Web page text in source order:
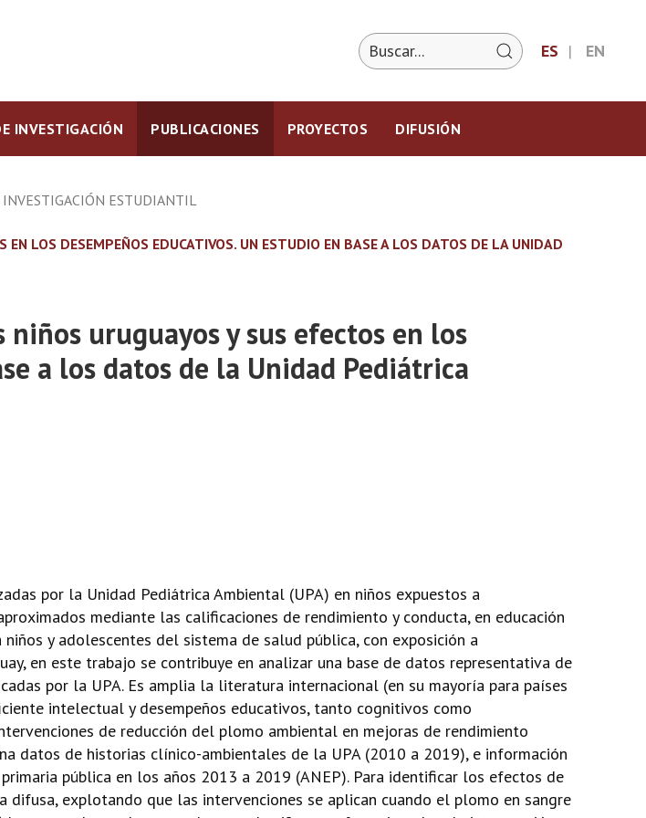
ES EN
INVESTIGACIÓN PUBLICACIONES PROYECTOS DIFUSIÓN
INVESTIGACIÓN ESTUDIANTIL
LOS DESEMPEÑOS EDUCATIVOS. UN ESTUDIO EN BASE A LOS DATOS DE LA UNIDAD
uruguayos y sus efectos en los
a los datos de la Unidad Pediátrica
por la Unidad Pediátrica Ambiental (UPA) en niños expuestos a
mediante las calificaciones de rendimiento y conducta, en educación
y adolescentes del sistema de salud pública, con exposición a
en este trabajo se contribuye en analizar una base de datos representativa de
por la UPA. Es amplia la literatura internacional (en su mayoría para países
intelectual y desempeños educativos, tanto cognitivos como
de reducción del plomo ambiental en mejoras de rendimiento
datos de historias clínico-ambientales de la UPA (2010 a 2019), e información
pública en los años 2013 a 2019 (ANEP). Para identificar los efectos de
explotando que las intervenciones se aplican cuando el plomo en sangre